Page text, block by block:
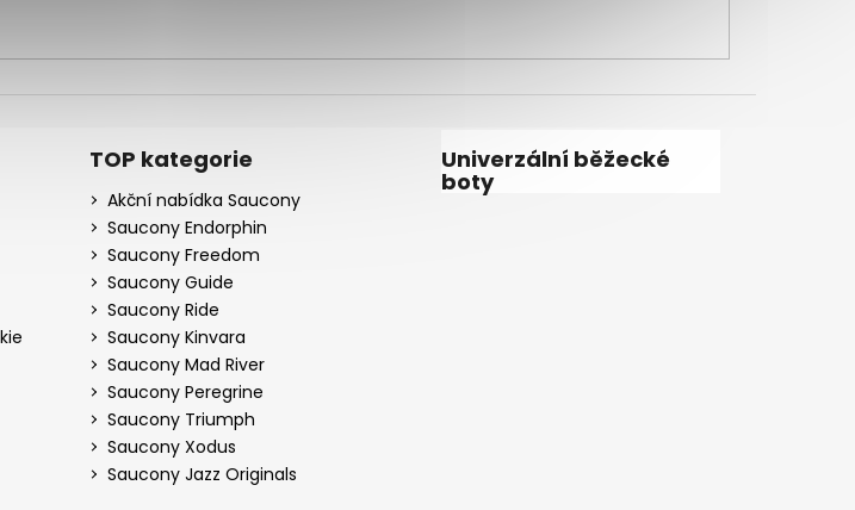
TOP kategorie
Akční nabídka Saucony
Saucony Endorphin
Saucony Freedom
Saucony Guide
Saucony Ride
Saucony Kinvara
Saucony Mad River
Saucony Peregrine
Saucony Triumph
Saucony Xodus
Saucony Jazz Originals
Univerzální běžecké
boty